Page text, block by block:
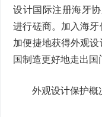
设计国际注册海牙
进行磋商。加入海
加便捷地获得外观
国制造更好地走出国
外观设计保护概